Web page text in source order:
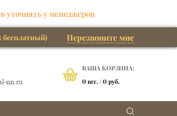
уточнять у менеджеров
бесплатный) Перезвоните мне
nn.ru
ВАША КОРЗИНА:
0шт. /0 руб.